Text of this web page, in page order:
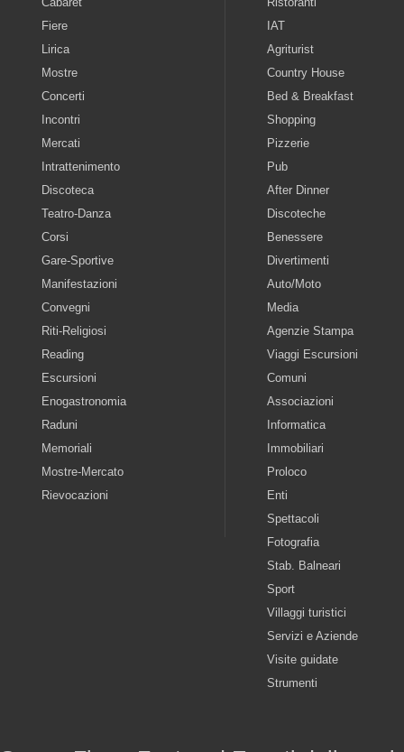
Fiere
Lirica
Mostre
Concerti
Incontri
Mercati
Intrattenimento
Discoteca
Teatro-Danza
Corsi
Gare-Sportive
Manifestazioni
Convegni
Riti-Religiosi
Reading
Escursioni
Enogastronomia
Raduni
Memoriali
Mostre-Mercato
Rievocazioni
IAT
Agriturist
Country House
Bed & Breakfast
Shopping
Pizzerie
Pub
After Dinner
Discoteche
Benessere
Divertimenti
Auto/Moto
Media
Agenzie Stampa
Viaggi Escursioni
Comuni
Associazioni
Informatica
Immobiliari
Proloco
Enti
Spettacoli
Fotografia
Stab. Balneari
Sport
Villaggi turistici
Servizi e Aziende
Visite guidate
Strumenti